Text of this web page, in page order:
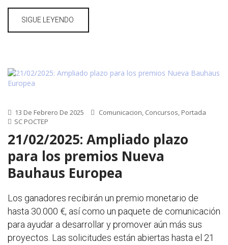
SIGUE LEYENDO
13 De Febrero De 2025 Comunicacion, Concursos, Portada
SC POCTEP
21/02/2025: Ampliado plazo
para los premios Nueva
Bauhaus Europea
Los ganadores recibirán un premio monetario de
hasta 30.000 €, así como un paquete de comunicación
para ayudar a desarrollar y promover aún más sus
proyectos. Las solicitudes están abiertas hasta el 21